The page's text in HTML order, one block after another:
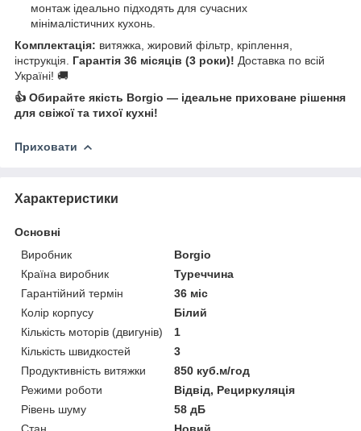
монтаж ідеально підходять для сучасних
мінімалістичних кухонь.
Комплектація: витяжка, жировий фільтр, кріплення,
інструкція. Гарантія 36 місяців (3 роки)! Доставка по всій
Україні! 🚚
👍 Обирайте якість Borgio — ідеальне приховане рішення
для свіжої та тихої кухні!
Приховати
Характеристики
Основні
Виробник
Borgio
Країна виробник
Туреччина
Гарантійний термін
36 міс
Колір корпусу
Білий
Кількість моторів (двигунів)
1
Кількість швидкостей
3
Продуктивність витяжки
850 куб.м/год
Режими роботи
Відвід, Рециркуляція
Рівень шуму
58 дБ